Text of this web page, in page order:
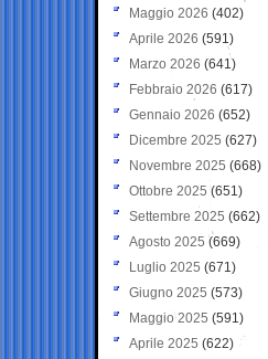
Maggio 2026 (402)
Aprile 2026 (591)
Marzo 2026 (641)
Febbraio 2026 (617)
Gennaio 2026 (652)
Dicembre 2025 (627)
Novembre 2025 (668)
Ottobre 2025 (651)
Settembre 2025 (662)
Agosto 2025 (669)
Luglio 2025 (671)
Giugno 2025 (573)
Maggio 2025 (591)
Aprile 2025 (622)